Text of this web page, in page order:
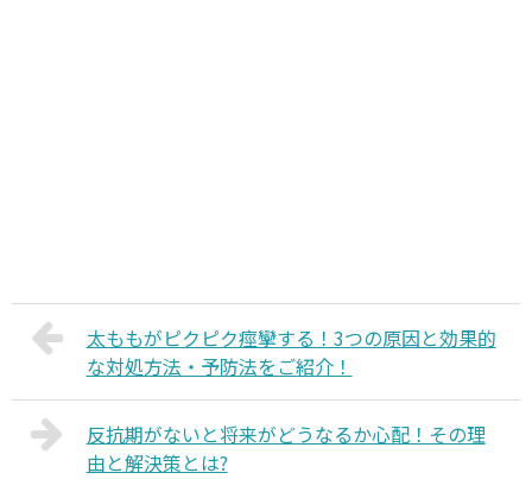
太ももがピクピク痙攣する！3つの原因と効果的
な対処方法・予防法をご紹介！
反抗期がないと将来がどうなるか心配！その理
由と解決策とは?